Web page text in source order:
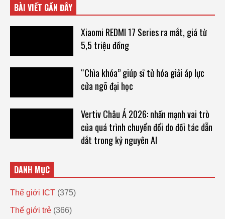
BÀI VIẾT GẦN ĐÂY
Xiaomi REDMI 17 Series ra mắt, giá từ
5,5 triệu đồng
“Chìa khóa” giúp sĩ tử hóa giải áp lực
cửa ngõ đại học
Vertiv Châu Á 2026: nhấn mạnh vai trò
của quá trình chuyển đổi do đối tác dẫn
dắt trong kỷ nguyên AI
DANH MỤC
Thế giới ICT (375)
Thế giới trẻ (366)